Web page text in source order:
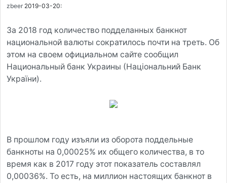
zbeer 2019-03-20:
За 2018 год количество подделанных банкнот
национальной валюты сократилось почти на треть. Об
этом на своем официальном сайте сообщил
Национальный банк Украины (Національний Банк
України).
В прошлом году изъяли из оборота поддельные
банкноты на 0,00025% их общего количества, в то
время как в 2017 году этот показатель составлял
0,00036%. То есть, на миллион настоящих банкнот в